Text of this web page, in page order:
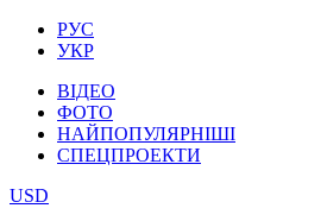
РУС
УКР
ВІДЕО
ФОТО
НАЙПОПУЛЯРНІШІ
СПЕЦПРОЕКТИ
USD